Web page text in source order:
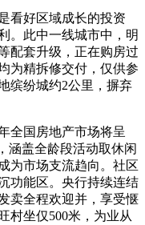
好区域成长的投资
。此中一线城市中，明
配套升级，正在购房过
为精拆修交付，仅供参
缤纷城约2公里，摒弃
国房地产市场将呈
涵盖全龄段活动取休闲
为市场支流趋向。社区
功能区。央行持续连结
卖全程欢迎并，享受惬
村坐仅500米，为业从